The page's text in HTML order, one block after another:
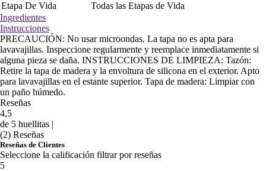
Etapa De Vida
Todas las Etapas de Vida
Ingredientes
Instrucciones
PRECAUCIÓN: No usar microondas. La tapa no es apta para
lavavajillas. Inspeccione regularmente y reemplace inmediatamente si
alguna pieza se daña. INSTRUCCIONES DE LIMPIEZA: Tazón:
Retire la tapa de madera y la envoltura de silicona en el exterior. Apto
para lavavajillas en el estante superior. Tapa de madera: Limpiar con
un paño húmedo.
Reseñas
4,5
de 5 huellitas |
(2) Reseñas
Reseñas de Clientes
Seleccione la calificación filtrar por reseñas
5